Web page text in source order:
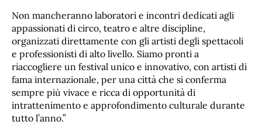
Non mancheranno laboratori e incontri dedicati agli
appassionati di circo, teatro e altre discipline,
organizzati direttamente con gli artisti degli spettacoli
e professionisti di alto livello. Siamo pronti a
riaccogliere un festival unico e innovativo, con artisti di
fama internazionale, per una città che si conferma
sempre più vivace e ricca di opportunità di
intrattenimento e approfondimento culturale durante
tutto l’anno.”